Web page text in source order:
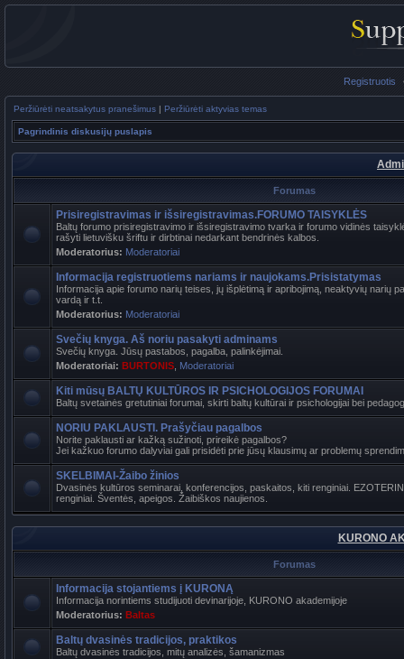
Registruotis
Peržiūrėti neatsakytus pranešimus | Peržiūrėti aktyvias temas
Pagrindinis diskusijų puslapis
Forumas
Prisiregistravimas ir išsiregistravimas.FORUMO TAISYKLĖS
Baltų forumo prisiregistravimo ir išsiregistravimo tvarka ir forumo vidinės
rašyti lietuvišku šriftu ir dirbtinai nedarkant bendrinės kalbos.
Moderatorius: Moderatoriai
Informacija registruotiems nariams ir naujokams.Prisistatymas
Informacija apie forumo narių teises, jų išplėtimą ir apribojimą, neaktyvių narių
vardą ir t.t.
Moderatorius: Moderatoriai
Svečių knyga. Aš noriu pasakyti adminams
Svečių knyga. Jūsų pastabos, pagalba, palinkėjimai.
Moderatoriai: BURTONIS Moderatoriai
Kiti mūsų BALTŲ KULTŪROS IR PSICHOLOGIJOS FORUMAI
Baltų svetainės gretutiniai forumai, skirti baltų kultūrai ir psichologijai bei
NORIU PAKLAUSTI. Prašyčiau pagalbos
Norite paklausti ar kažką sužinoti, prireikė pagalbos?
Jei kažkuo forumo dalyviai gali prisidėti prie jūsų klausimų ar problemų
SKELBIMAI-Žaibo žinios
Dvasinės kultūros seminarai, konferencijos, paskaitos, kiti renginiai.
renginiai. Šventės, apeigos. Žaibiškos naujienos.
KURONO
Forumas
Informacija stojantiems į KURONĄ
Informacija norintiems studijuoti devinarijoje, KURONO akademijoje
Moderatorius: Baltas
Baltų dvasinės tradicijos, praktikos
Baltų dvasinės tradicijos, mitų analizės, šamanizmas